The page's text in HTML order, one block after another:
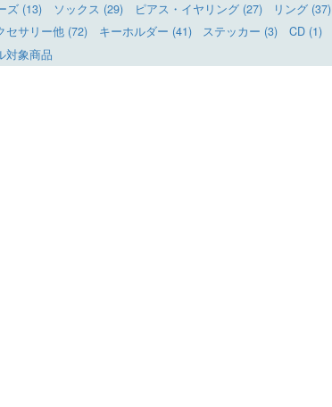
ズ (13) ソックス (29) ピアス・イヤリング (27) リング (37)
セサリー他 (72) キーホルダー (41) ステッカー (3)
CD (1)
対象商品